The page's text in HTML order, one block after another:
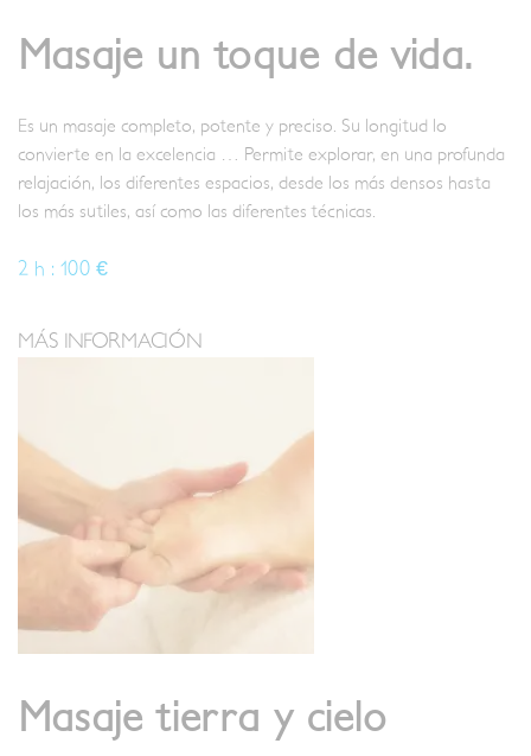
Masaje un toque de vida.
Es un masaje completo, potente y preciso. Su longitud lo
convierte en la excelencia … Permite explorar, en una profunda
relajación, los diferentes espacios, desde los más densos hasta
los más sutiles, así como las diferentes técnicas.
2 h : 100 €
MÁS INFORMACIÓN
Masaje tierra y cielo